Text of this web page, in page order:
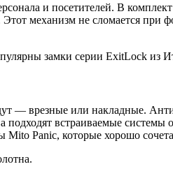
и посетителей. В
механизм не сломается при
замки серии ExitLock из
— врезные или накладные.
встраиваемые системы
Panic, которые хорошо